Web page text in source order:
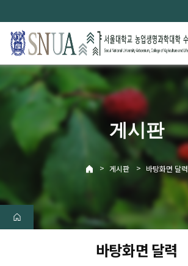
로
메
게시판
> 게시판 > 바탕화면 달력
바탕화면 달력